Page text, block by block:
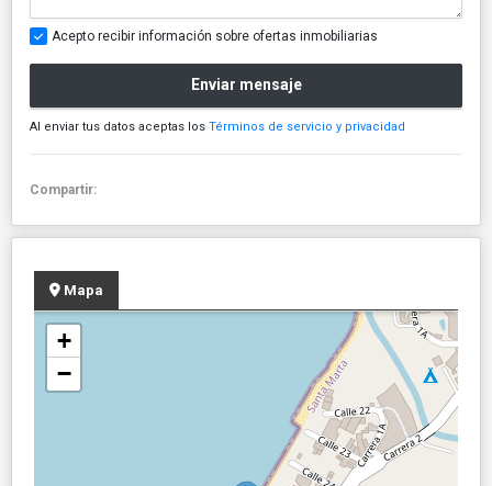
Acepto recibir información sobre ofertas inmobiliarias
Enviar mensaje
Al enviar tus datos aceptas los Términos de servicio y privacidad
Compartir:
Mapa
+
−